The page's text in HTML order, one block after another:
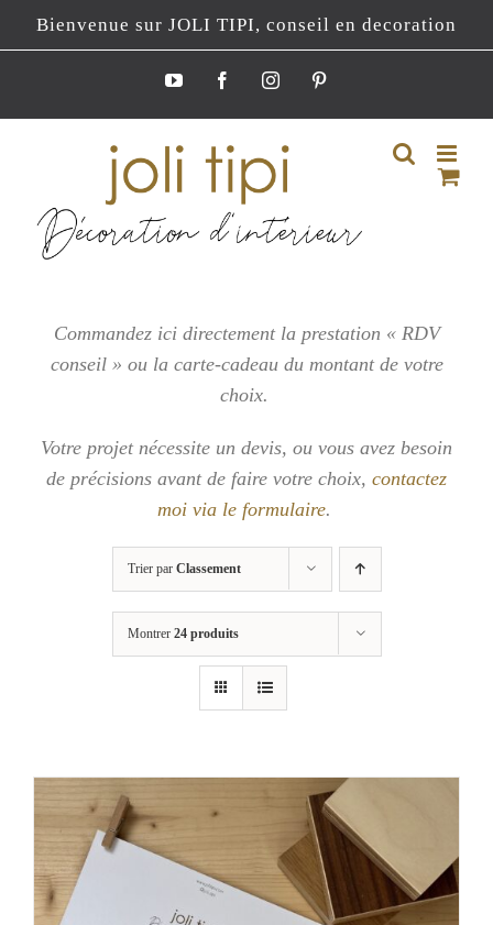
Passer
au
Bienvenue sur JOLI TIPI, conseil en decoration
YouTubeFacebookInstagramPinterest
Commandez ici directement la prestation « RDV
conseil » ou la carte-cadeau du montant de votre
choix.
Votre projet nécessite un devis, ou vous avez besoin
de précisions avant de faire votre choix, contactez
moi via le formulaire.
Trier par Classement
Montrer 24 produits